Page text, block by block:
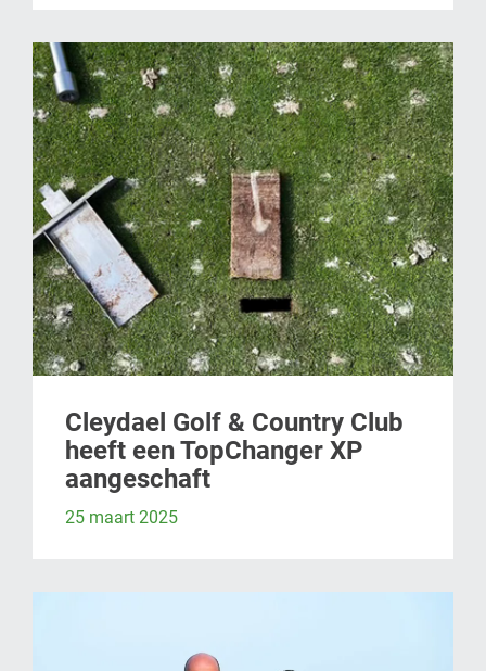
Cleydael Golf & Country Club
heeft een TopChanger XP
aangeschaft
25 maart 2025